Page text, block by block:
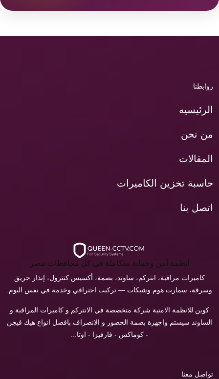
روابطنا
الرئيسيه
من نحن
المقالات
حاسبة تخزين الكاميرات
اتصل بنا
أنظمة أمن وحماية متكاملة في كل محافظات مصر
كاميرات مراقبة، انتركم، ساوند، بصمة، أكسيس كنترول، إنذار حريق
وسرقة، سمارت هوم وشبكات — تركيب احترافي وخدمة في نفس اليوم.
كوين للانظمة الامنية شركة متخصصة في الانتركم و كاميرات المراقبة و
الساوند سيستم واجهزة بصمة الحضور و الانصراف بافضل انواع هيك فيجن
- كوماكس - فارفيزا - اوتا...
تواصل معنا